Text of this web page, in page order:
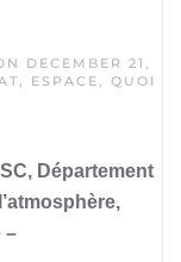
DECEMBER 21,
, ESPACE, QUOI
Département
–